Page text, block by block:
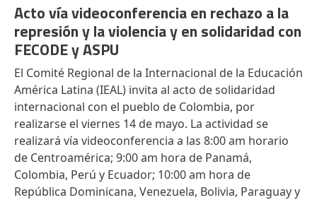
Acto vía videoconferencia en rechazo a la
represión y la violencia y en solidaridad con
FECODE y ASPU
El Comité Regional de la Internacional de la Educación
América Latina (IEAL) invita al acto de solidaridad
internacional con el pueblo de Colombia, por
realizarse el viernes 14 de mayo. La actividad se
realizará vía videoconferencia a las 8:00 am horario
de Centroamérica; 9:00 am hora de Panamá,
Colombia, Perú y Ecuador; 10:00 am hora de
República Dominicana, Venezuela, Bolivia, Paraguay y